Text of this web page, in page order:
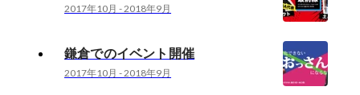
2017年10月 -2018年9月
鎌倉でのイベント開催
2017年10月 -2018年9月